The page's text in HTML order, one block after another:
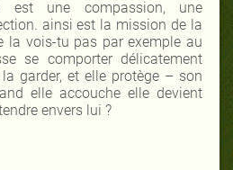
est une compassion, une
ainsi est la mission de la
la vois-tu pas par exemple au
se comporter délicatement
garder, et elle protège – son
elle accouche elle devient
envers lui ?